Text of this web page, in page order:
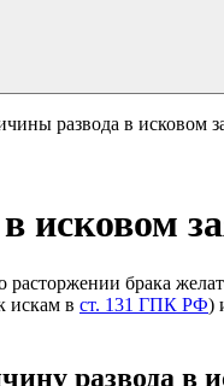
развода в исковом
исковом
расторжении брака
искам в ст. 131 ГПК РФ)
развода в